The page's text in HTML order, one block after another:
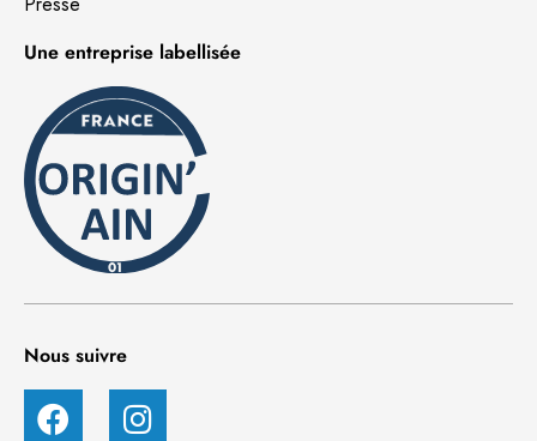
Une entreprise labellisée
Nous suivre